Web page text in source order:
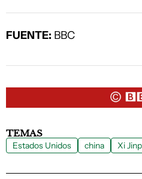
FUENTE: BBC
TEMAS
Estados Unidos china Xi